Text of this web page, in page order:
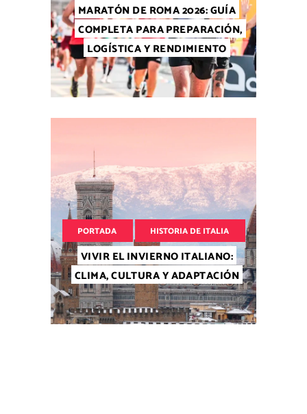
MARATÓN DE ROMA 2026: GUÍA
COMPLETA PARA PREPARACIÓN,
LOGÍSTICA Y RENDIMIENTO
PORTADA HISTORIA DE ITALIA
VIVIR EL INVIERNO ITALIANO:
CLIMA, CULTURA Y ADAPTACIÓN